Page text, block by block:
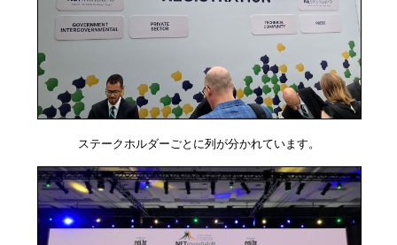
ステークホルダーごとに列が分かれています。